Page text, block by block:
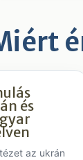
és
az ukrán